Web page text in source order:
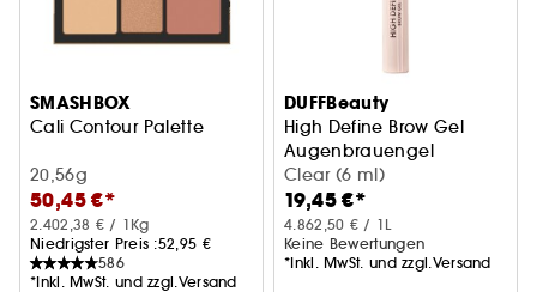
SMASHBOX
Cali Contour Palette
20,56g
50,45 €*
2.402,38 € / 1Kg
Niedrigster Preis :52,95 €
586
*Inkl. MwSt. und zzgl.Versand
DUFFBeauty
High Define Brow Gel
Augenbrauengel
Clear (6 ml)
19,45 €*
4.862,50 € / 1L
Keine Bewertungen
*Inkl. MwSt. und zzgl.Versand